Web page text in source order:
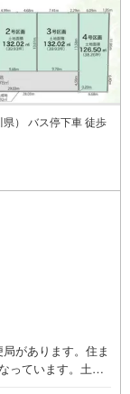
） バス停下車 徒歩
があります。住ま
っています。土地